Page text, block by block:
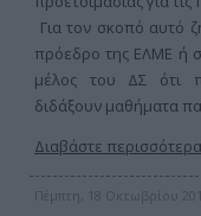
Για τον σκοπό αυτό
πρόεδρο της ΕΛΜΕ ή
μέλος του ΔΣ ότι
διδάξουν μαθήματα
Διαβάστε
Πέμπτη, 18 Οκτωβρίου